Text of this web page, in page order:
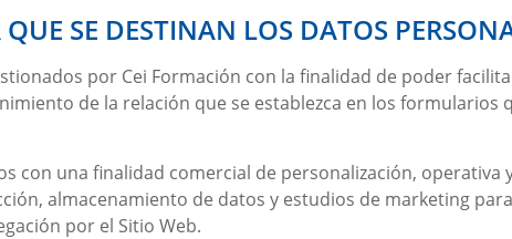
SE DESTINAN LOS DATOS
por Cei Formación con la finalidad de poder
de la relación que se establezca en los
con una finalidad comercial de personalización,
almacenamiento de datos y estudios de marketing
por el Sitio Web.